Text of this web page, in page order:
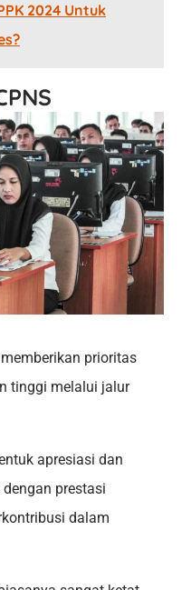
2024 Untuk
prioritas
tinggi melalui jalur
apresiasi dan
prestasi
dalam